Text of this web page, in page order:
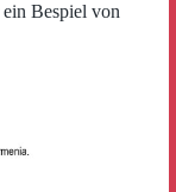
Bespiel von